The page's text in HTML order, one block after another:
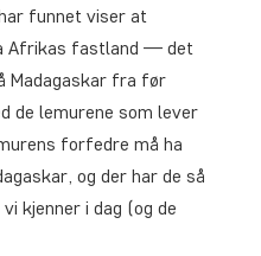
funnet viser at
Afrikas fastland — det
Madagaskar fra før
de lemurene som lever
forfedre må ha
og der har de så
kjenner i dag (og de